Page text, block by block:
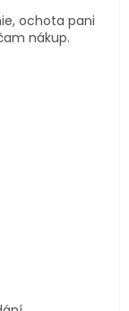
ochota pani
nákup.